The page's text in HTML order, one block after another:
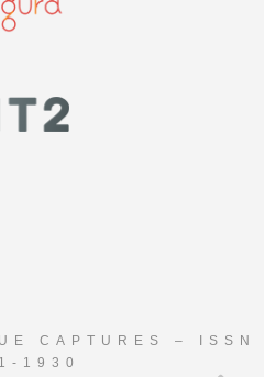
CAPTURES – ISSN
1930